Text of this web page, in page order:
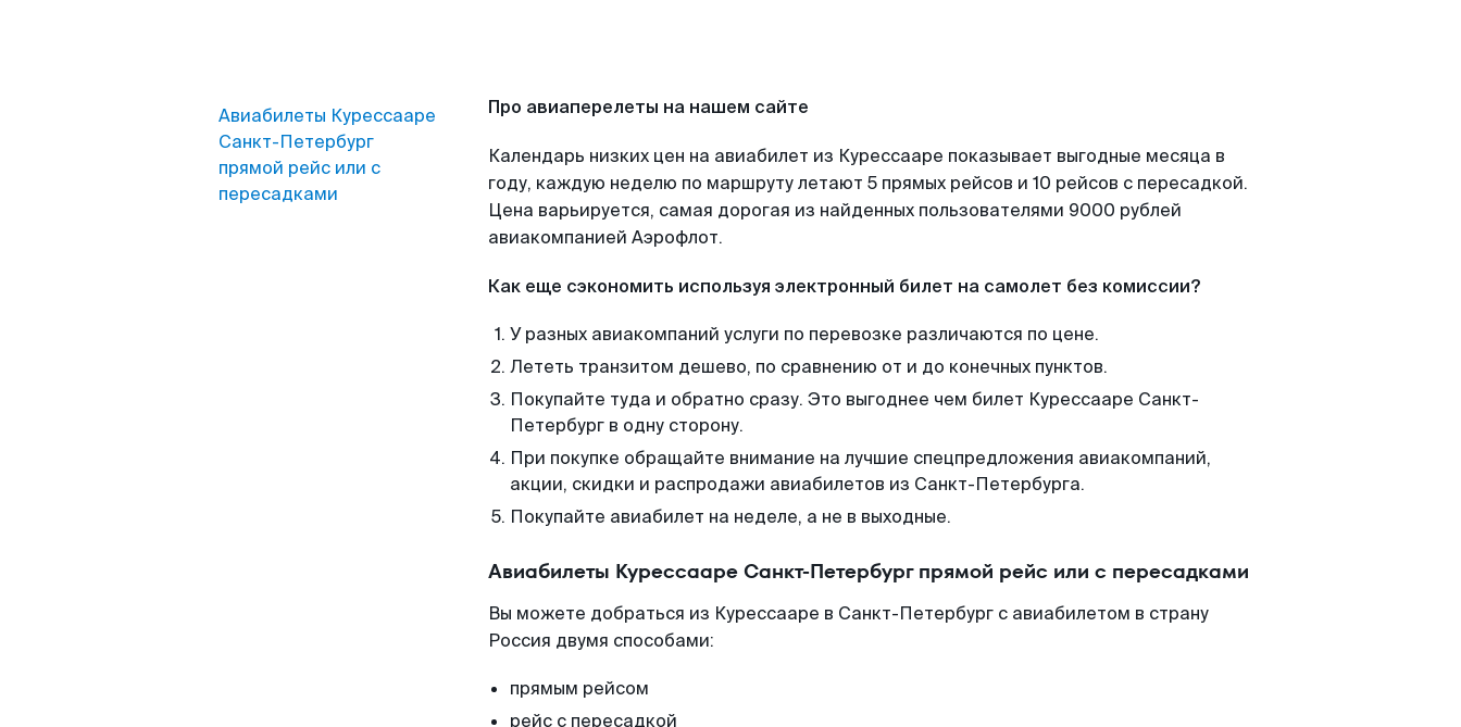
Авиабилеты Курессааре
Санкт-Петербург
прямой рейс или с
пересадками
Про авиаперелеты на нашем сайте
Календарь низких цен на авиабилет из Курессааре показывает выгодные месяца в
году, каждую неделю по маршруту летают 5 прямых рейсов и 10 рейсов с пересадкой.
Цена варьируется, самая дорогая из найденных пользователями 9000 рублей
авиакомпанией Аэрофлот.
Как еще сэкономить используя электронный билет на самолет без комиссии?
У разных авиакомпаний услуги по перевозке различаются по цене.
Лететь транзитом дешево, по сравнению от и до конечных пунктов.
Покупайте туда и обратно сразу. Это выгоднее чем билет Курессааре Санкт-
Петербург в одну сторону.
При покупке обращайте внимание на лучшие спецпредложения авиакомпаний,
акции, скидки и распродажи авиабилетов из Санкт-Петербурга.
Покупайте авиабилет на неделе, а не в выходные.
Авиабилеты Курессааре Санкт-Петербург прямой рейс или с пересадками
Вы можете добраться из Курессааре в Санкт-Петербург с авиабилетом в страну
Россия двумя способами:
прямым рейсом
рейс с пересадкой